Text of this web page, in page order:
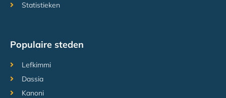
Statistieken
Populaire steden
Lefkimmi
Dassia
Kanoni